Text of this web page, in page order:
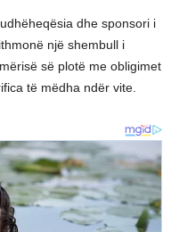
dhe sponsori i
një shembull i
së plotë me obligimet
të mëdha ndër vite.